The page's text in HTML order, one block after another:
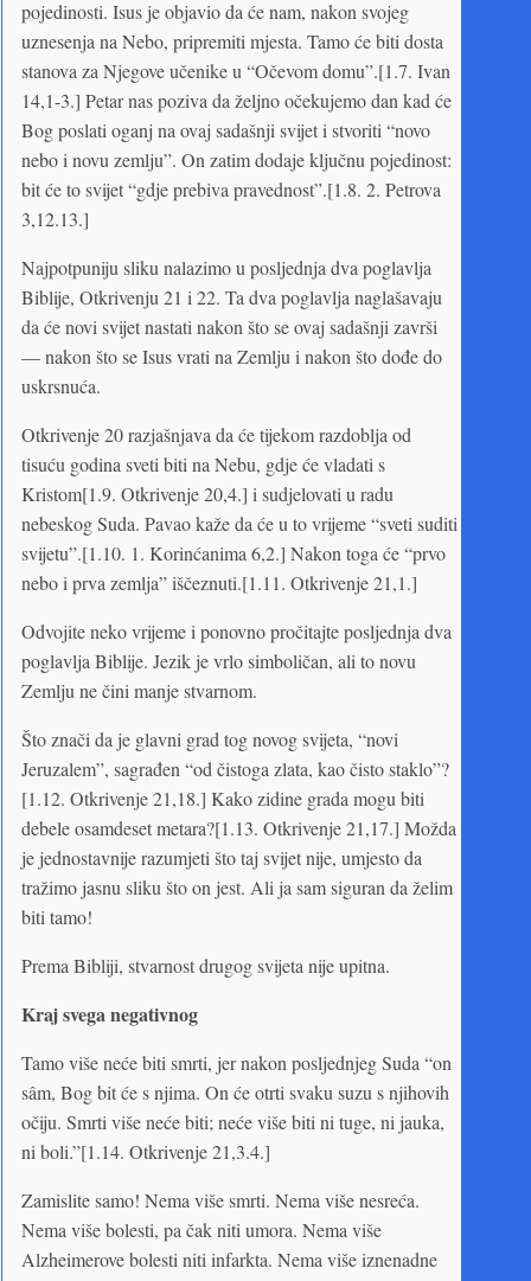
pojedinosti. Isus je objavio da će nam, nakon svojeg
uznesenja na Nebo, pripremiti mjesta. Tamo će biti dosta
stanova za Njegove učenike u “Očevom domu”.[1.7. Ivan
14,1-3.] Petar nas poziva da željno očekujemo dan kad će
Bog poslati oganj na ovaj sadašnji svijet i stvoriti “novo
nebo i novu zemlju”. On zatim dodaje ključnu pojedinost:
bit će to svijet “gdje prebiva pravednost”.[1.8. 2. Petrova
3,12.13.]
Najpotpuniju sliku nalazimo u posljednja dva poglavlja
Biblije, Otkrivenju 21 i 22. Ta dva poglavlja naglašavaju
da će novi svijet nastati nakon što se ovaj sadašnji završi
— nakon što se Isus vrati na Zemlju i nakon što dođe do
uskrsnuća.
Otkrivenje 20 razjašnjava da će tijekom razdoblja od
tisuću godina sveti biti na Nebu, gdje će vladati s
Kristom[1.9. Otkrivenje 20,4.] i sudjelovati u radu
nebeskog Suda. Pavao kaže da će u to vrijeme “sveti suditi
svijetu”.[1.10. 1. Korinćanima 6,2.] Nakon toga će “prvo
nebo i prva zemlja” iščeznuti.[1.11. Otkrivenje 21,1.]
Odvojite neko vrijeme i ponovno pročitajte posljednja dva
poglavlja Biblije. Jezik je vrlo simboličan, ali to novu
Zemlju ne čini manje stvarnom.
Što znači da je glavni grad tog novog svijeta, “novi
Jeruzalem”, sagrađen “od čistoga zlata, kao čisto staklo”?
[1.12. Otkrivenje 21,18.] Kako zidine grada mogu biti
debele osamdeset metara?[1.13. Otkrivenje 21,17.] Možda
je jednostavnije razumjeti što taj svijet nije, umjesto da
tražimo jasnu sliku što on jest. Ali ja sam siguran da želim
biti tamo!
Prema Bibliji, stvarnost drugog svijeta nije upitna.
Kraj svega negativnog
Tamo više neće biti smrti, jer nakon posljednjeg Suda “on
sâm, Bog bit će s njima. On će otrti svaku suzu s njihovih
očiju. Smrti više neće biti; neće više biti ni tuge, ni jauka,
ni boli.”[1.14. Otkrivenje 21,3.4.]
Zamislite samo! Nema više smrti. Nema više nesreća.
Nema više bolesti, pa čak niti umora. Nema više
Alzheimerove bolesti niti infarkta. Nema više iznenadne